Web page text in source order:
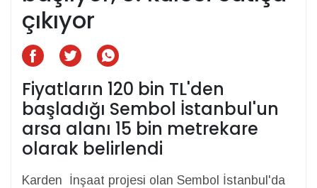
çıkıyor
Fiyatların 120 bin TL'den
başladığı Sembol İstanbul'un
arsa alanı 15 bin metrekare
olarak belirlendi
Karden İnşaat projesi olan Sembol İstanbul'da